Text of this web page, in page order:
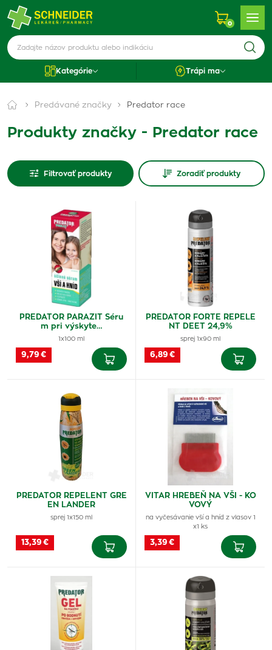
0
Kategórie Trápi ma
Predávané značky Predator race
Produkty značky - Predator race
Filtrovať produkty Zoradiť produkty
PREDATOR PARAZIT Séru
m pri výskyte…
1x100 ml
9,79 €
PREDATOR FORTE REPELE
NT DEET 24,9%
sprej 1x90 ml
6,89 €
PREDATOR REPELENT GRE
EN LANDER
sprej 1x150 ml
13,39 €
VITAR HREBEŇ NA VŠI - KO
VOVÝ
na vyčesávanie vší a hníd z vlasov 1
x1 ks
3,39 €